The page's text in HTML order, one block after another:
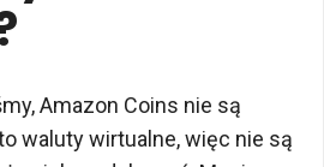
Amazon Coins nie są
waluty wirtualne, więc nie są